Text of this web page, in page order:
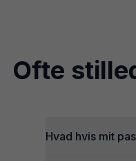
Ofte
Hvad hvis mit